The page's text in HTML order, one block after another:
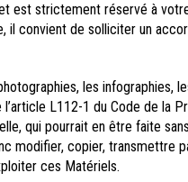
est strictement réservé à
il convient de solliciter un
les infographies,
L112-1 du Code de la
qui pourrait en être faite
modifier, copier, transmettre
ces Matériels.